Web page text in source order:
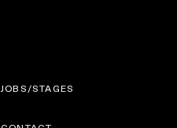
JOBS/STAGES